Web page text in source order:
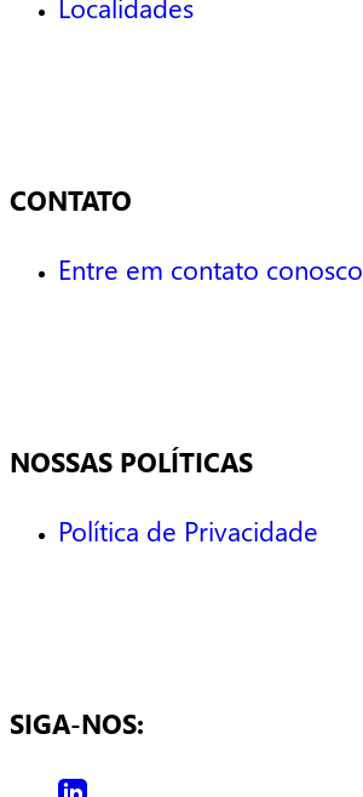
Localidades
CONTATO
Entre em contato conosco
NOSSAS POLÍTICAS
Política de Privacidade
SIGA-NOS: